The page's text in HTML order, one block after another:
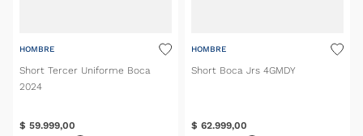
HOMBRE
Short Tercer Uniforme Boca
2024
$ 59.999,00
HOMBRE
Short Boca Jrs 4GMDY
$ 62.999,00